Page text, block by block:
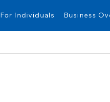
For Individuals Business